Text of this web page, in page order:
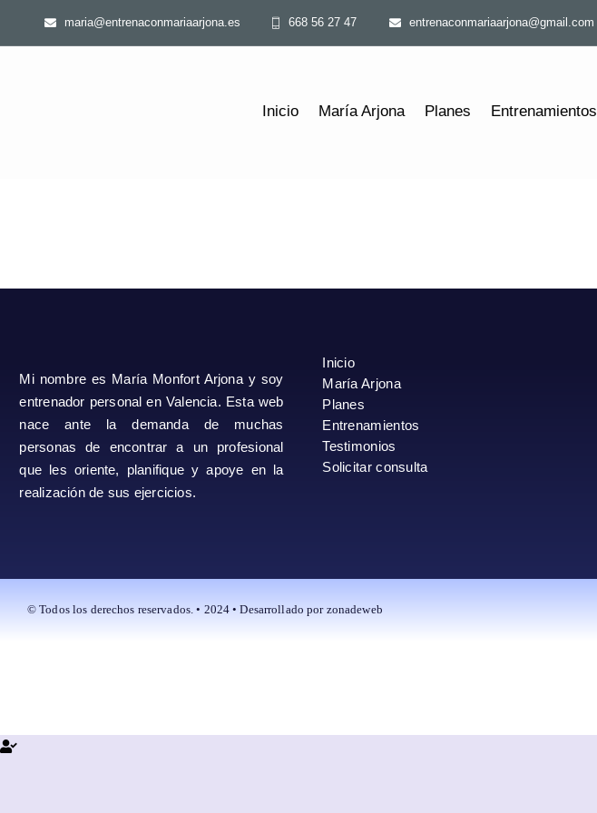
maria@entrenaconmariaarjona.es 668 56 27 47 entrenaconmariaarjona@gmail.com
Inicio María Arjona Planes Entrenamientos
Mi nombre es María Monfort Arjona y soy
entrenador personal en Valencia. Esta web
nace ante la demanda de muchas
personas de encontrar a un profesional
que les oriente, planifique y apoye en la
realización de sus ejercicios.
Inicio
María Arjona
Planes
Entrenamientos
Testimonios
Solicitar consulta
© Todos los derechos reservados. • 2024 • Desarrollado por zonadeweb